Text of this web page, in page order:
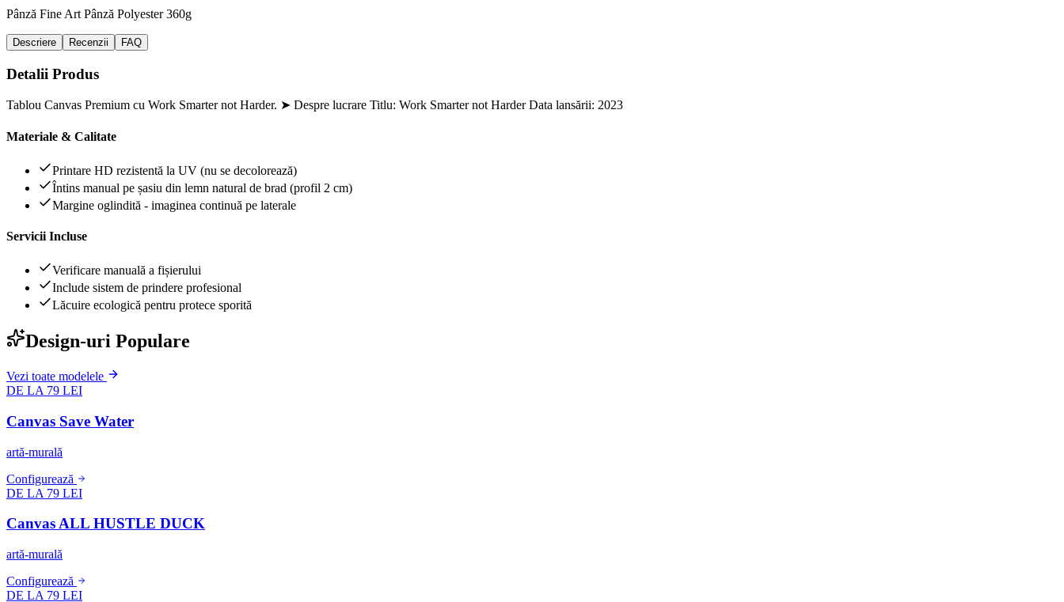
Pânză Fine Art Pânză Polyester 360g
Descriere Recenzii FAQ
Detalii Produs
Tablou Canvas Premium cu Work Smarter not Harder. ➤ Despre lucrare Titlu: Work Smarter not Harder Data lansării: 2023
Materiale & Calitate
Printare HD rezistentă la UV (nu se decolorează)
Întins manual pe șasiu din lemn natural de brad (profil 2 cm)
Margine oglindită - imaginea continuă pe laterale
Servicii Incluse
Verificare manuală a fișierului
Include sistem de prindere profesional
Lăcuire ecologică pentru protece sporită
Design-uri Populare
Vezi toate modelele
DE LA 79 LEI
Canvas Save Water
artă-murală
Configurează
DE LA 79 LEI
Canvas ALL HUSTLE DUCK
artă-murală
Configurează
DE LA 79 LEI